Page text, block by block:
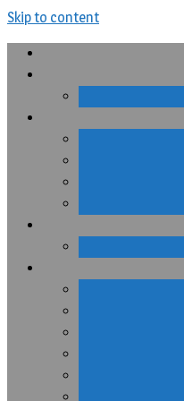
Skip to content